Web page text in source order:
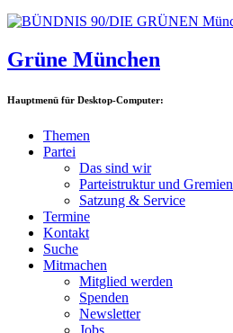
Grüne München
Hauptmenü für Desktop-Computer:
Themen
Partei
Das sind wir
Parteistruktur und Gremien
Satzung & Service
Termine
Kontakt
Suche
Mitmachen
Mitglied werden
Spenden
Newsletter